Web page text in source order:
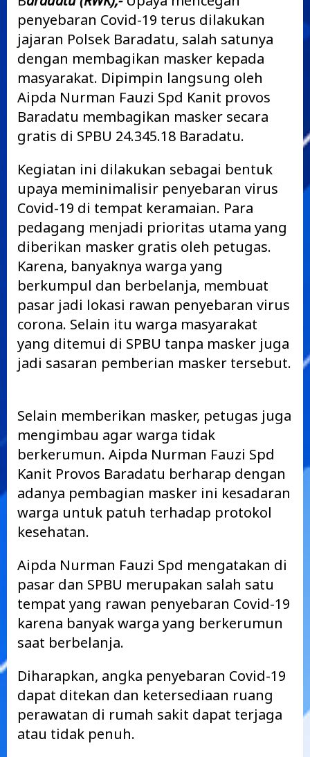
penyebaran Covid-19 terus dilakukan
jajaran Polsek Baradatu, salah satunya
dengan membagikan masker kepada
masyarakat. Dipimpin langsung oleh
Aipda Nurman Fauzi Spd Kanit provos
Baradatu membagikan masker secara
gratis di SPBU 24.345.18 Baradatu.
Kegiatan ini dilakukan sebagai bentuk
upaya meminimalisir penyebaran virus
Covid-19 di tempat keramaian. Para
pedagang menjadi prioritas utama yang
diberikan masker gratis oleh petugas.
Karena, banyaknya warga yang
berkumpul dan berbelanja, membuat
pasar jadi lokasi rawan penyebaran virus
corona. Selain itu warga masyarakat
yang ditemui di SPBU tanpa masker juga
jadi sasaran pemberian masker tersebut.
Selain memberikan masker, petugas juga
mengimbau agar warga tidak
berkerumun. Aipda Nurman Fauzi Spd
Kanit Provos Baradatu berharap dengan
adanya pembagian masker ini kesadaran
warga untuk patuh terhadap protokol
kesehatan.
Aipda Nurman Fauzi Spd mengatakan di
pasar dan SPBU merupakan salah satu
tempat yang rawan penyebaran Covid-19
karena banyak warga yang berkerumun
saat berbelanja.
Diharapkan, angka penyebaran Covid-19
dapat ditekan dan ketersediaan ruang
perawatan di rumah sakit dapat terjaga
atau tidak penuh.